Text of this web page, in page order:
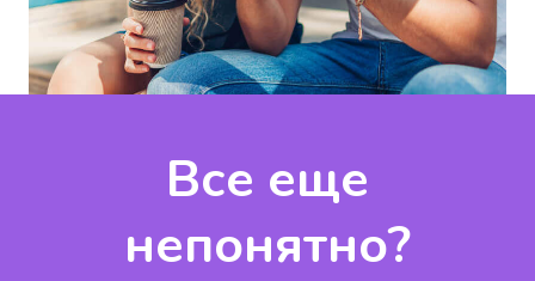
Все еще
непонятно?